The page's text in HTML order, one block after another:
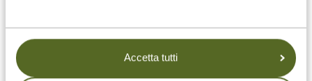
Accetta tutti
un’esperienza unica. Sali a bordo per un viaggio
semplicemente straordinario in questo splendido
Paese.